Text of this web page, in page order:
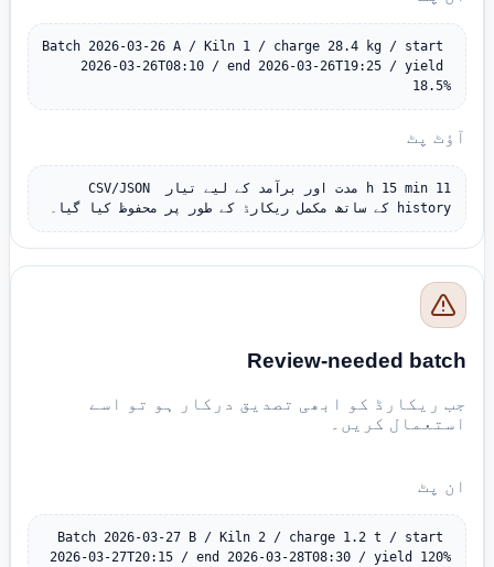
Batch 2026-03-26 A / Kiln 1 / charge 28.4 kg / start
2026-03-26T08:10 / end 2026-03-26T19:25 / yield
18.5%
آؤٹ پٹ
11 h 15 min مدت اور برآمد کے لیے تیار CSV/JSON
history کے ساتھ مکمل ریکارڈ کے طور پر محفوظ کیا گیا۔
Review-needed batch
جب ریکارڈ کو ابھی تصدیق درکار ہو تو اسے
استعمال کریں۔
ان پٹ
Batch 2026-03-27 B / Kiln 2 / charge 1.2 t / start
2026-03-27T20:15 / end 2026-03-28T08:30 / yield 120%